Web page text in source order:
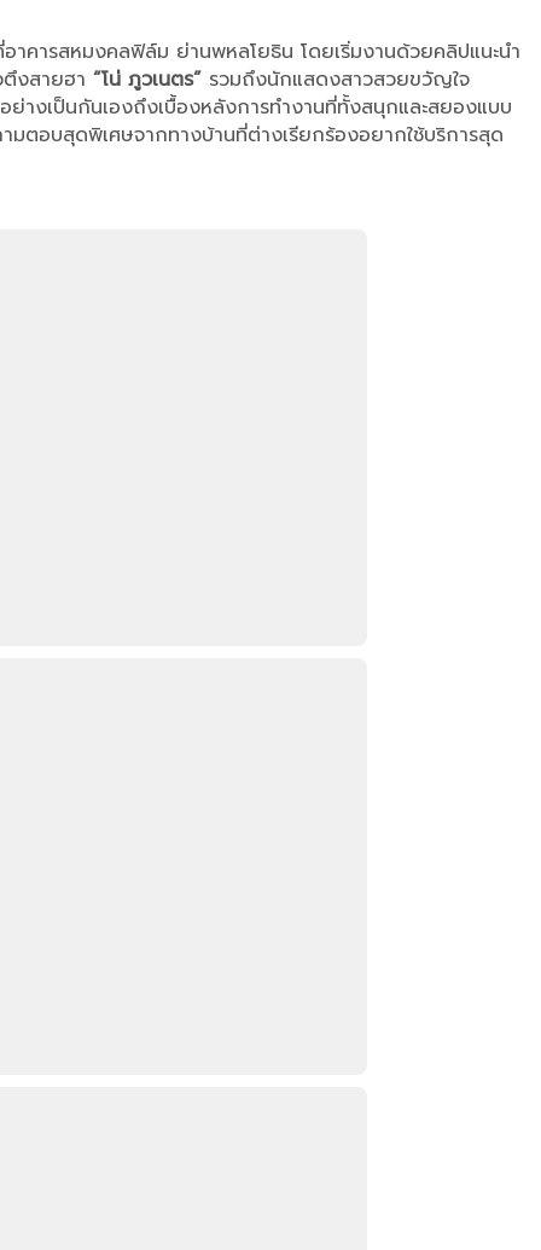
าคารสหมงคลฟิล์ม ย่านพหลโยธิน โดยเริ่มงานด้วยคลิปแนะนำ
งสายฮา “โน่ ภูวเนตร” รวมถึงนักแสดงสาวสวยขวัญใจ
งเป็นกันเองถึงเบื้องหลังการทำงานที่ทั้งสนุกและสยองแบบ
มตอบสุดพิเศษจากทางบ้านที่ต่างเรียกร้องอยากใช้บริการสุด